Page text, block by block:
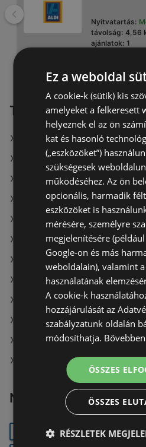
Vissza Nyitvatartás:
távolság: 4,56
ajánlatok: 1
ALDI
Ágfalvi út 4/
Nyitvatartás:
távolság: 3,26
ajánlatok: 1
További linkek
A(z) InterSport aktuális
A(z) Douglas aktuális
A(z) Praktiker aktuális
A(z) Herbária üzletei itt:
A(z) Orsay üzletei itt:
A(z) Fressnapf-Hungária
A(z) Dacia Sandero
A(z) Aldi üzletei itt: Vác
Mutassa a(z) ALDI összes
Lidl itt: Paksi
A(z) Gyöngy Patikak
A(z) Coop üzletei itt:
Népszerű városok
KECSKEMÉT SZEGED
Ez a weboldal
A cookie-k (sütik) kis
amelyeket a felkeresett
helyeznek el az ön
kat és hasonló
(„eszközöket”)
szükségesek
működéséhez. Az ön
opcionális, harmadik
eszközöket is
mérésére, személyre
megjelenítésére
Google-on és más
weboldalain), valamint
használatának
A cookie-k
hozzájárulását az
szabályzatunk oldalán
módosíthatja. Bővebben
ÖSSZES
ÖSSZES
RÉSZLETEK